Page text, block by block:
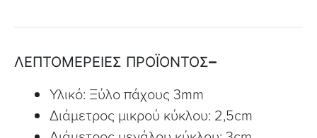
ΛΕΠΤΟΜΕΡΕΙΕΣ ΠΡΟΪΟΝΤΟΣ
Υλικό: Ξύλο πάχους 3mm
Διάμετρος μικρού κύκλου: 2,5cm